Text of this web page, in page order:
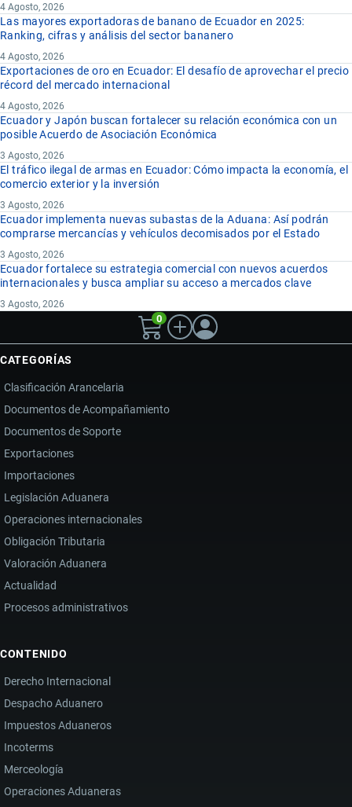
4 Agosto, 2026
Las mayores exportadoras de banano de Ecuador en 2025:
Ranking, cifras y análisis del sector bananero
4 Agosto, 2026
Exportaciones de oro en Ecuador: El desafío de aprovechar el precio
récord del mercado internacional
4 Agosto, 2026
Ecuador y Japón buscan fortalecer su relación económica con un
posible Acuerdo de Asociación Económica
3 Agosto, 2026
El tráfico ilegal de armas en Ecuador: Cómo impacta la economía, el
comercio exterior y la inversión
3 Agosto, 2026
Ecuador implementa nuevas subastas de la Aduana: Así podrán
comprarse mercancías y vehículos decomisados por el Estado
3 Agosto, 2026
Ecuador fortalece su estrategia comercial con nuevos acuerdos
internacionales y busca ampliar su acceso a mercados clave
3 Agosto, 2026
0
CATEGORÍAS
Clasificación Arancelaria
Documentos de Acompañamiento
Documentos de Soporte
Exportaciones
Importaciones
Legislación Aduanera
Operaciones internacionales
Obligación Tributaria
Valoración Aduanera
Actualidad
Procesos administrativos
CONTENIDO
Derecho Internacional
Despacho Aduanero
Impuestos Aduaneros
Incoterms
Merceología
Operaciones Aduaneras